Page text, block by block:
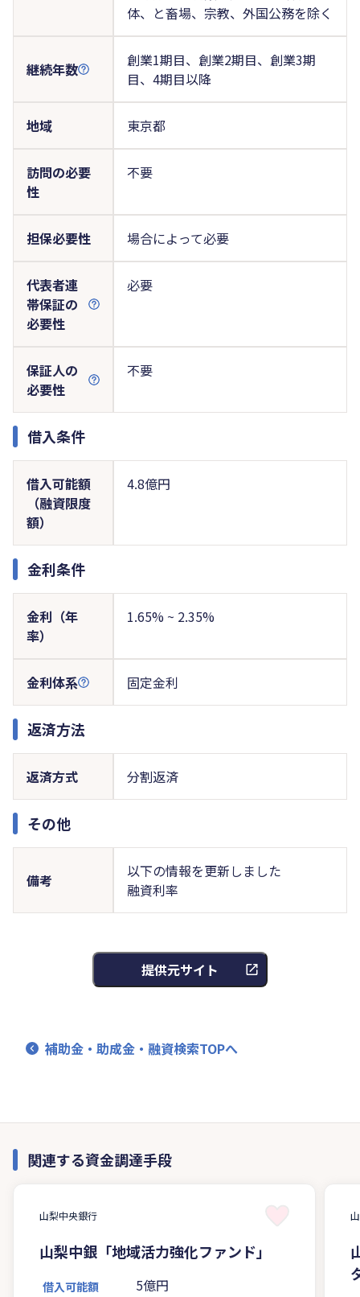
体、と畜場、宗教、外国公務を除く
継続年数
創業1期目、創業2期目、創業3期
目、4期目以降
地域 東京都
訪問の必要
性
不要
担保必要性 場合によって必要
代表者連
帯保証の
必要性
必要
保証人の
必要性
不要
借入条件
借入可能額
（融資限度
額）
4.8億円
金利条件
金利（年
率）
1.65% ~ 2.35%
金利体系 固定金利
返済方法
返済方式 分割返済
その他
備考
以下の情報を更新しました
融資利率
提供元サイト
補助金・助成金・融資検索TOPへ
関連する資金調達手段
山梨中央銀行
山梨中銀「地域活力強化ファンド」
借入可能額 5億円